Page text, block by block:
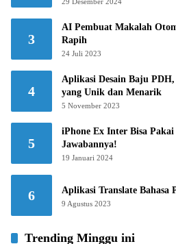
3
AI Pembuat Makalah
Rapih
24 Juli 2023
4
Aplikasi Desain Baju
yang Unik dan Menarik
5 November 2023
5
iPhone Ex Inter Bisa
Jawabannya!
19 Januari 2024
6 Aplikasi Translate Bahasa
9 Agustus 2023
Trending Minggu ini